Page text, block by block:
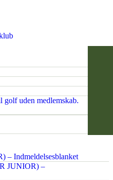
uden medlemskab.
– Indmeldelsesblanket
JUNIOR) –